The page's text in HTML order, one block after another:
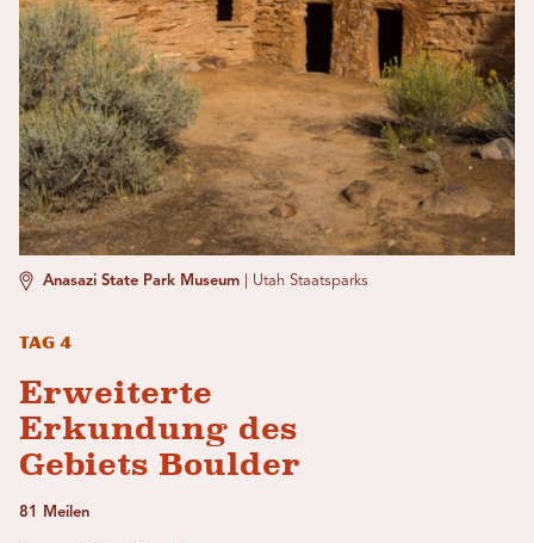
Anasazi State Park Museum Utah Staatsparks
Tag 4
Erweiterte
Erkundung des
Gebiets Boulder
81 Meilen